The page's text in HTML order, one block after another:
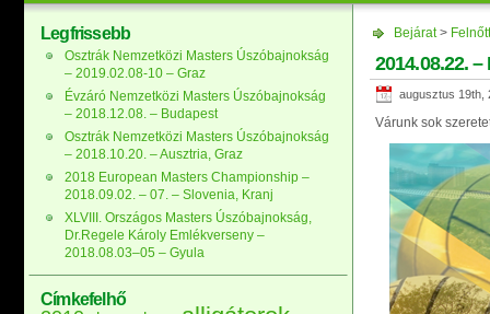
Bejárat> Felnőtt
2014.08.22.
augusztus 19th,
Várunk sok
Legfrissebb
Osztrák Nemzetközi Masters Úszóbajnokság
– 2019.02.08-10 – Graz
Évzáró Nemzetközi Masters Úszóbajnokság
– 2018.12.08. – Budapest
Osztrák Nemzetközi Masters Úszóbajnokság
– 2018.10.20. – Ausztria, Graz
2018 European Masters Championship –
2018.09.02. – 07. – Slovenia, Kranj
XLVIII. Országos Masters Úszóbajnokság,
Dr.Regele Károly Emlékverseny –
2018.08.03–05 – Gyula
Címkefelhő